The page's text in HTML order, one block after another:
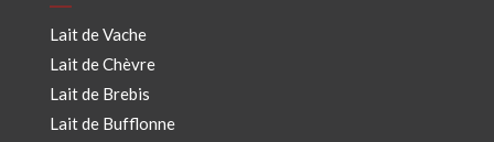
Lait de Vache
Lait de Chèvre
Lait de Brebis
Lait de Bufflonne